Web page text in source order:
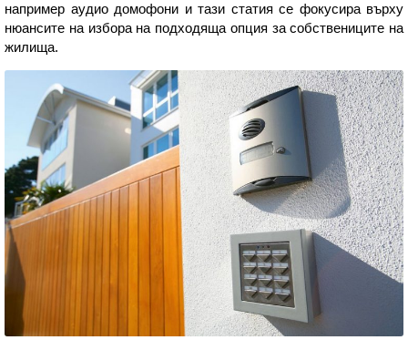
например аудио домофони и тази статия се фокусира върху
нюансите на избора на подходяща опция за собствениците на
жилища.